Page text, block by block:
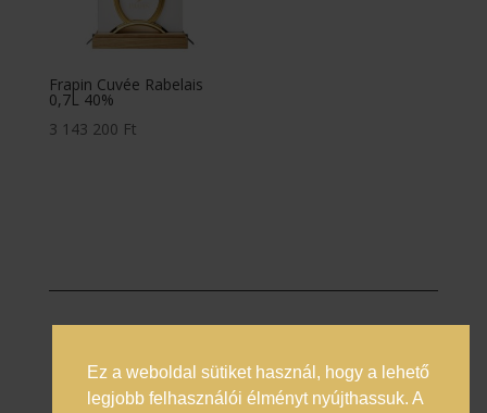
Frapin Cuvée Rabelais
0,7L 40%
3 143 200 Ft
Prémium italok magyarországi nagykövete
Ez a weboldal sütiket használ, hogy a lehető
legjobb felhasználói élményt nyújthassuk. A